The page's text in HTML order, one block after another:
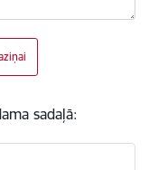
sadaļā: